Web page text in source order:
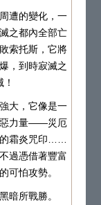
遭的變化，一
之都內全部亡
索托斯，它將
，到時寂滅之
大，它像是一
惡力量——災厄
霜炎咒印……
過憑借著豐富
可怕攻勢。
暗所戰勝。